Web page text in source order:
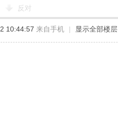
反对
10:44:57 来自手机 | 显示全部楼层